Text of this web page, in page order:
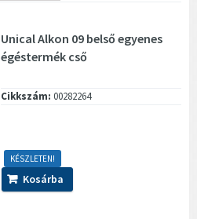
Unical Alkon 09 belső egyenes
égéstermék cső
Cikkszám: 00282264
KÉSZLETEN!
Kosárba